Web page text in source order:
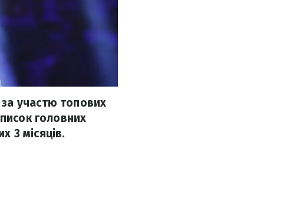
за участю топових
головних
3 місяців.